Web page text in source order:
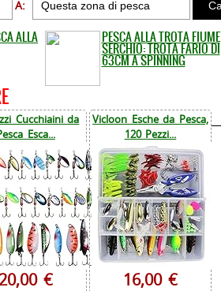
A:
ALLA PESCA ALLA TROTA FIUME
SERCHIO: TROTA FARIO DI
63CM A SPINNING
Cucchiaini da
Esca...
20,00 €
Vicloon Esche da Pesca,
120 Pezzi...
16,00 €